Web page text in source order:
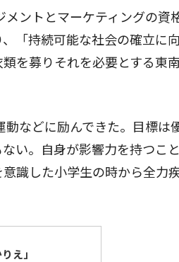
ントとマーケティングの資
「持続可能な社会の確立に
を募りそれを必要とする東
などに励んできた。目標は
い。自身が影響力を持つこ
識した小学生の時から全力
え」